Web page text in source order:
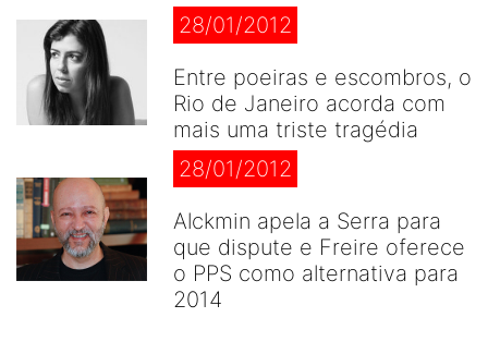
28/01/2012
Entre poeiras e escombros, o
Rio de Janeiro acorda com
mais uma triste tragédia
28/01/2012
Alckmin apela a Serra para
que dispute e Freire oferece
o PPS como alternativa para
2014